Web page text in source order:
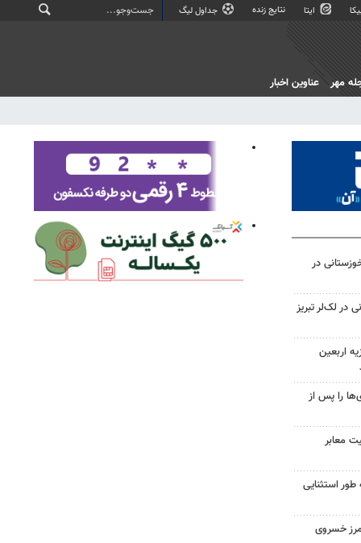
ایتا نتایج زنده جداول لیگ
مهر عناوین اخبار
در
لک‌لر تبریز
اربعین
را پس از
معابر
طور استثنایی
خسروی